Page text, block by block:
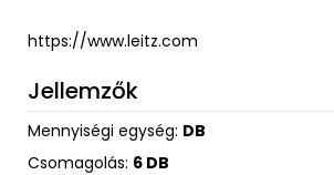
https://www.leitz.com
Jellemzők
Mennyiségi egység: DB
Csomagolás: 6 DB